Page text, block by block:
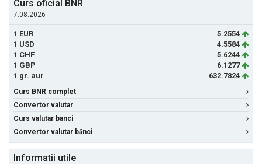
Curs oficial BNR
7.08.2026
1 EUR
5.2554
1 USD
4.5584
1 CHF
5.6244
1 GBP
6.1277
1 gr. aur
632.7824
Curs BNR complet
Convertor valutar
Curs valutar banci
Convertor valutar bănci
Informatii utile